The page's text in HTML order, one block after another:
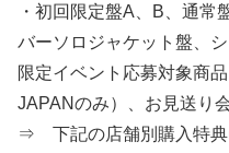
・初回限定盤A、B、通常
バーソロジャケット盤、
限定イベント応募対象商
JAPANのみ）、お見送り
⇒ 下記の店舗別購入特典